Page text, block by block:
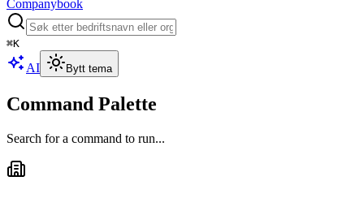
Companybook
⌘K
AI Bytt tema
Command Palette
Search for a command to run...